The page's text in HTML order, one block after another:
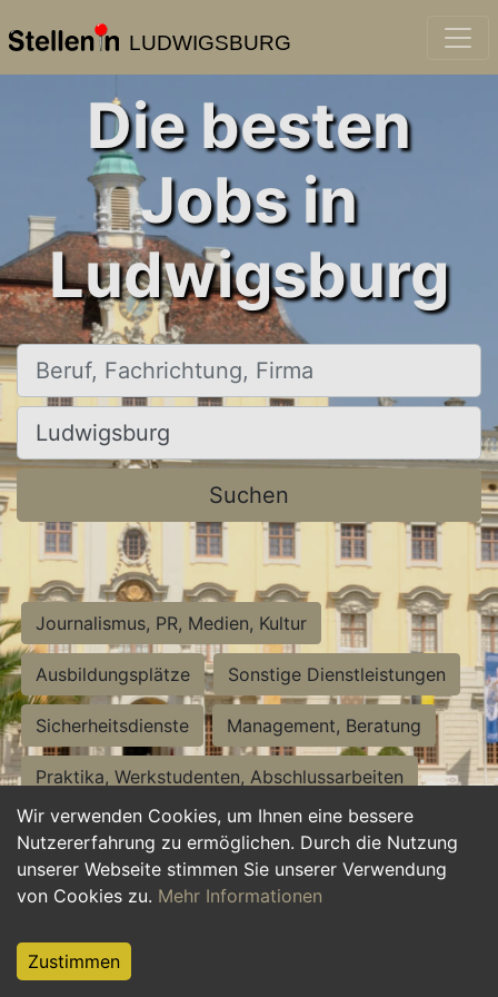
LUDWIGSBURG
Wir verwenden Cookies, um Ihnen eine bessere
Nutzererfahrung zu ermöglichen. Durch die Nutzung
unserer Webseite stimmen Sie unserer Verwendung
von Cookies zu. Mehr Informationen
Zustimmen
Die besten
Jobs in
Ludwigsburg
Beruf, Fachrichtung, Firma
Ort, Stadt
Suchen
Journalismus, PR, Medien, Kultur
Ausbildungsplätze Sonstige Dienstleistungen
Sicherheitsdienste Management, Beratung
Praktika, Werkstudenten, Abschlussarbeiten
Personalwesen Assistenz, Sekretariat
Hilfskräfte, Aushilfs- und Nebenjobs
Weiterbildung, Studium, duale Ausbildung